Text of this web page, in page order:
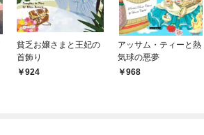
貧乏お嬢さまと王妃の
首飾り
924
アッサム・ティーと熱
気球の悪夢
968